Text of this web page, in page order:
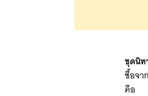
ชุดนิ
ซื้อจา
คือ